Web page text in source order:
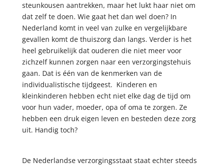
steunkousen aantrekken, maar het lukt haar niet om
dat zelf te doen. Wie gaat het dan wel doen? In
Nederland komt in veel van zulke en vergelijkbare
gevallen komt de thuiszorg dan langs. Verder is het
heel gebruikelijk dat ouderen die niet meer voor
zichzelf kunnen zorgen naar een verzorgingstehuis
gaan. Dat is één van de kenmerken van de
individualistische tijdgeest. Kinderen en
kleinkinderen hebben echt niet elke dag de tijd om
voor hun vader, moeder, opa of oma te zorgen. Ze
hebben een druk eigen leven en besteden deze zorg
uit. Handig toch?
De Nederlandse verzorgingsstaat staat echter steeds